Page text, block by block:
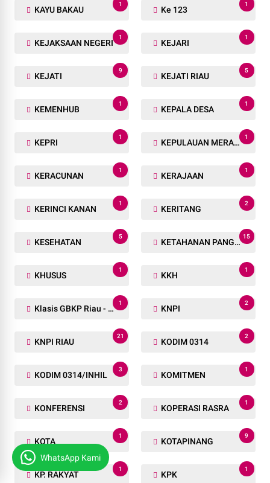
KAYU BAKAU
1
Ke 123
1
KEJAKSAAN NEGERI
1
KEJARI
1
KEJATI
9
KEJATI RIAU
5
KEMENHUB
1
KEPALA DESA
1
KEPRI
1
KEPULAUAN MERANTI
1
KERACUNAN
1
KERAJAAN
1
KERINCI KANAN
1
KERITANG
2
KESEHATAN
5
KETAHANAN PANGAN
15
KHUSUS
1
KKH
1
Klasis GBKP Riau - Sumbar.
1
KNPI
2
KNPI RIAU
21
KODIM 0314
2
KODIM 0314/INHIL
3
KOMITMEN
1
KONFERENSI
2
KOPERASI RASRA
1
KOTA
1
KOTAPINANG
9
KP. RAKYAT
1
KPK
1
WhatsApp Kami